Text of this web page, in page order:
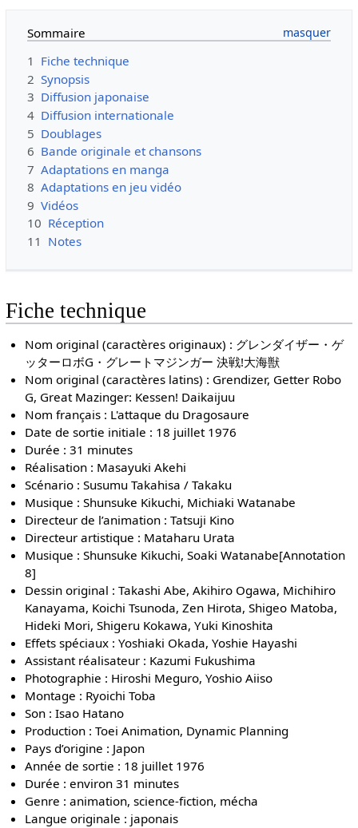
Sommaire
1 Fiche technique
2 Synopsis
3 Diffusion japonaise
4 Diffusion internationale
5 Doublages
6 Bande originale et chansons
7 Adaptations en manga
8 Adaptations en jeu vidéo
9 Vidéos
10 Réception
11 Notes
Fiche technique
Nom original (caractères originaux) : グレンダイザー・ゲ
ッターロボG・グレートマジンガー 決戦!大海獣
Nom original (caractères latins) : Grendizer, Getter Robo
G, Great Mazinger: Kessen! Daikaijuu
Nom français : L'attaque du Dragosaure
Date de sortie initiale : 18 juillet 1976
Durée : 31 minutes
Réalisation : Masayuki Akehi
Scénario : Susumu Takahisa / Takaku
Musique : Shunsuke Kikuchi, Michiaki Watanabe
Directeur de l’animation : Tatsuji Kino
Directeur artistique : Mataharu Urata
Musique : Shunsuke Kikuchi, Soaki Watanabe[Annotation
8]
Dessin original : Takashi Abe, Akihiro Ogawa, Michihiro
Kanayama, Koichi Tsunoda, Zen Hirota, Shigeo Matoba,
Hideki Mori, Shigeru Kokawa, Yuki Kinoshita
Effets spéciaux : Yoshiaki Okada, Yoshie Hayashi
Assistant réalisateur : Kazumi Fukushima
Photographie : Hiroshi Meguro, Yoshio Aiiso
Montage : Ryoichi Toba
Son : Isao Hatano
Production : Toei Animation, Dynamic Planning
Pays d’origine : Japon
Année de sortie : 18 juillet 1976
Durée : environ 31 minutes
Genre : animation, science-fiction, mécha
Langue originale : japonais